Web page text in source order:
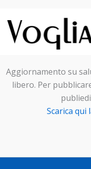
Aggiornamento su
libero. Per
Scarica